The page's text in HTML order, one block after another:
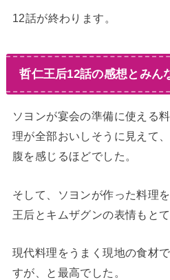
12話が終わります。
哲仁王后12話の感想とみん
ソヨンが宴会の準備に使える
理が全部おいしそうに見えて
腹を感じるほどでした。
そして、ソヨンが作った料理
王后とキムザグンの表情もと
現代料理をうまく現地の食材
すが、と最高でした。